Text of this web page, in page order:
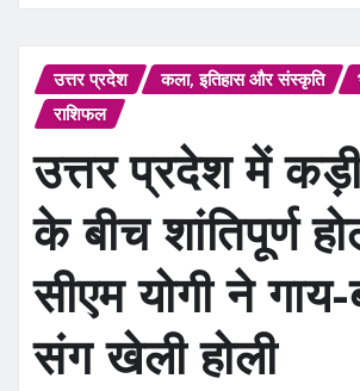
उत्तर प्रदेश कला, इतिहास और संस्कृति
राशिफल
उत्तर प्रदेश में कड़ी
के बीच शांतिपूर्ण
सीएम योगी ने
संग खेली होली